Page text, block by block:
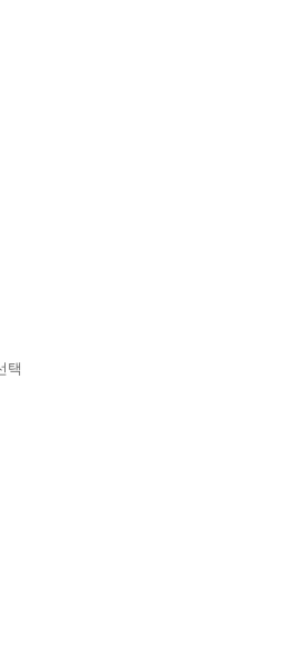
준수 주기에 대한 세부 사항을 포함하
를 확인할 수 있습니다. 각 계정 준수
주기의 상태에 따라 색상으로 구분
평가 과업에 대한 관찰 내용을 기록
방문을 건너뛰는 이유를 입력할 수
문제를 해결했습니까?
의견을 보내주세요.
택